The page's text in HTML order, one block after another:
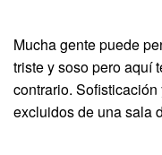
Mucha gente puede
triste y soso pero aquí
contrario.
excluidos de una sala